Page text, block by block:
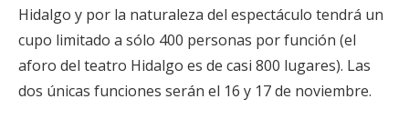
Hidalgo y por la naturaleza del espectáculo tendrá un
cupo limitado a sólo 400 personas por función (el
aforo del teatro Hidalgo es de casi 800 lugares). Las
dos únicas funciones serán el 16 y 17 de noviembre.